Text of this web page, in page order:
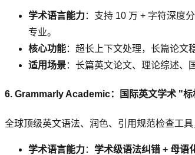
学术语言能力：支持 10 万 + 字符深度
专业。
核心功能：超长上下文处理，长篇论文
适用场景：长篇英文论文、理论综述、
6. Grammarly Academic：国际英文学术 "
全球顶级英文语法、润色、引用规范检查工具
学术语言能力： 学术级语法纠错 + 母语